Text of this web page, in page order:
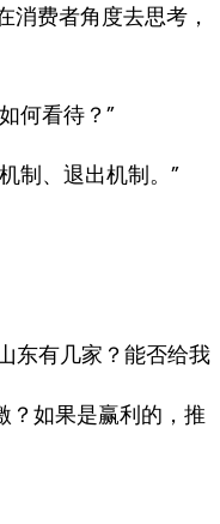
消费者角度去思考，
何看待？”
制、退出机制。”
东有几家？能否给我
？如果是赢利的，推